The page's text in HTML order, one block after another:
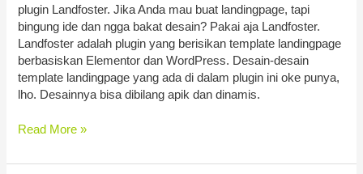
plugin Landfoster. Jika Anda mau buat landingpage, tapi
bingung ide dan ngga bakat desain? Pakai aja Landfoster.
Landfoster adalah plugin yang berisikan template landingpage
berbasiskan Elementor dan WordPress. Desain-desain
template landingpage yang ada di dalam plugin ini oke punya,
lho. Desainnya bisa dibilang apik dan dinamis.
Read More »